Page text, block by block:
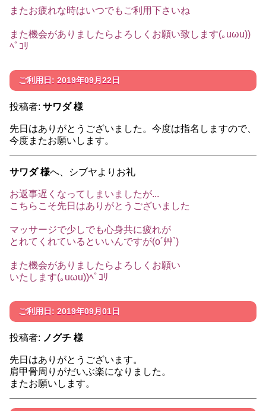
またお疲れな時はいつでもご利用下さいね
また機会がありましたらよろしくお願い致します(｡uωu))
ﾍﾟｺﾘ
ご利用日: 2019年09月22日
投稿者: サワダ 様
先日はありがとうございました。今度は指名しますので、
今度またお願いします。
サワダ 様へ、シブヤよりお礼
お返事遅くなってしまいましたが...
こちらこそ先日はありがとうございました
マッサージで少しでも心身共に疲れが
とれてくれているといいんですが(o´艸`)
また機会がありましたらよろしくお願い
いたします(｡uωu))ﾍﾟｺﾘ
ご利用日: 2019年09月01日
投稿者: ノグチ 様
先日はありがとうございます。
肩甲骨周りがだいぶ楽になりました。
またお願いします。